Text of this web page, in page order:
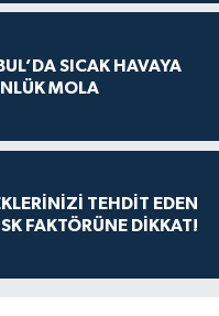
SICAK HAVAYA
MOLA
TEHDİT EDEN
FAKTÖRÜNE DİKKAT!